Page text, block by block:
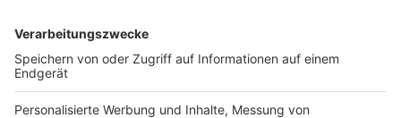
Anzeige
Merkel zieht sich schrittweise aus der Politik zurück.